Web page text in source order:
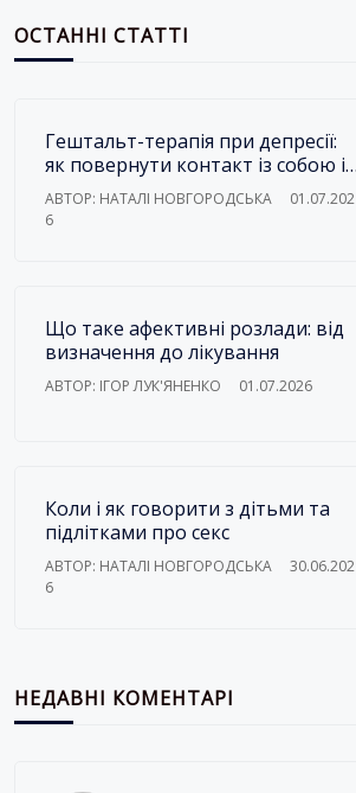
ОСТАННІ СТАТТІ
Гештальт-терапія при депресії:
як повернути контакт із собою і
зі світом
АВТОР: НАТАЛІ НОВГОРОДСЬКА
01.07.202
6
Що таке афективні розлади: від
визначення до лікування
АВТОР: ІГОР ЛУК'ЯНЕНКО 01.07.2026
Коли і як говорити з дітьми та
підлітками про секс
АВТОР: НАТАЛІ НОВГОРОДСЬКА
30.06.202
6
НЕДАВНІ КОМЕНТАРІ